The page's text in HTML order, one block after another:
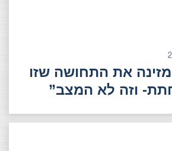
את התחושה שזו
וזה לא המצב”